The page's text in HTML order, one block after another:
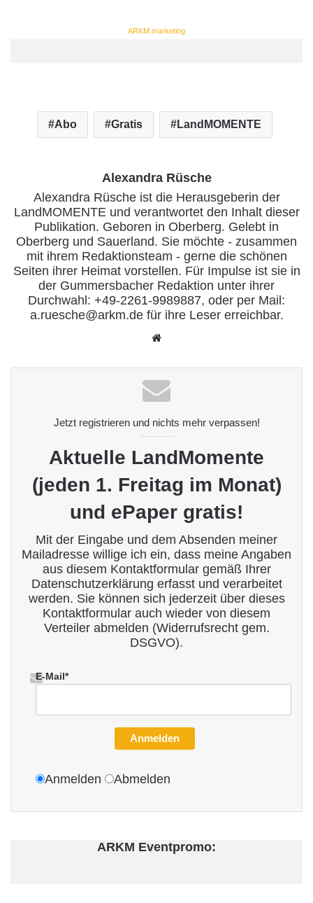
ARKM.marketing
Abo Gratis LandMOMENTE
Alexandra Rüsche
Alexandra Rüsche ist die Herausgeberin der
LandMOMENTE und verantwortet den Inhalt dieser
Publikation. Geboren in Oberberg. Gelebt in
Oberberg und Sauerland. Sie möchte - zusammen
mit ihrem Redaktionsteam - gerne die schönen
Seiten ihrer Heimat vorstellen. Für Impulse ist sie in
der Gummersbacher Redaktion unter ihrer
Durchwahl: +49-2261-9989887, oder per Mail:
a.ruesche@arkm.de für ihre Leser erreichbar.
ite
Jetzt registrieren und nichts mehr verpassen!
Aktuelle LandMomente
(jeden 1. Freitag im Monat)
und ePaper gratis!
Mit der Eingabe und dem Absenden meiner
Mailadresse willige ich ein, dass meine Angaben
aus diesem Kontaktformular gemäß Ihrer
Datenschutzerklärung erfasst und verarbeitet
werden. Sie können sich jederzeit über dieses
Kontaktformular auch wieder von diesem
Verteiler abmelden (Widerrufsrecht gem.
DSGVO).
E-Mail*
Anmelden
Anmelden Abmelden
ARKM Eventpromo: